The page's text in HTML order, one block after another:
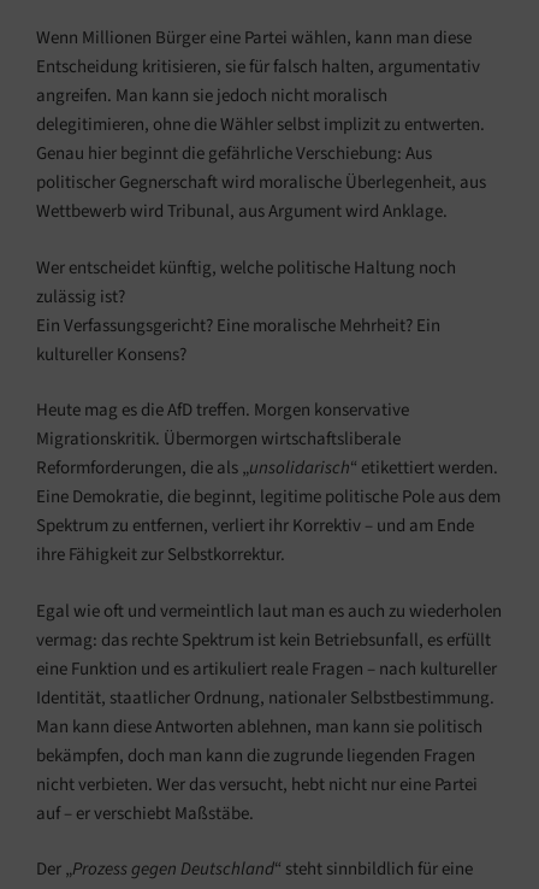
Wenn Millionen Bürger eine Partei wählen, kann man diese
Entscheidung kritisieren, sie für falsch halten, argumentativ
angreifen. Man kann sie jedoch nicht moralisch
delegitimieren, ohne die Wähler selbst implizit zu entwerten.
Genau hier beginnt die gefährliche Verschiebung: Aus
politischer Gegnerschaft wird moralische Überlegenheit, aus
Wettbewerb wird Tribunal, aus Argument wird Anklage.
Wer entscheidet künftig, welche politische Haltung noch
zulässig ist?
Ein Verfassungsgericht? Eine moralische Mehrheit? Ein
kultureller Konsens?
Heute mag es die AfD treffen. Morgen konservative
Migrationskritik. Übermorgen wirtschaftsliberale
Reformforderungen, die als „unsolidarisch“ etikettiert werden.
Eine Demokratie, die beginnt, legitime politische Pole aus dem
Spektrum zu entfernen, verliert ihr Korrektiv – und am Ende
ihre Fähigkeit zur Selbstkorrektur.
Egal wie oft und vermeintlich laut man es auch zu wiederholen
vermag: das rechte Spektrum ist kein Betriebsunfall, es erfüllt
eine Funktion und es artikuliert reale Fragen – nach kultureller
Identität, staatlicher Ordnung, nationaler Selbstbestimmung.
Man kann diese Antworten ablehnen, man kann sie politisch
bekämpfen, doch man kann die zugrunde liegenden Fragen
nicht verbieten. Wer das versucht, hebt nicht nur eine Partei
auf – er verschiebt Maßstäbe.
Der „Prozess gegen Deutschland“ steht sinnbildlich für eine